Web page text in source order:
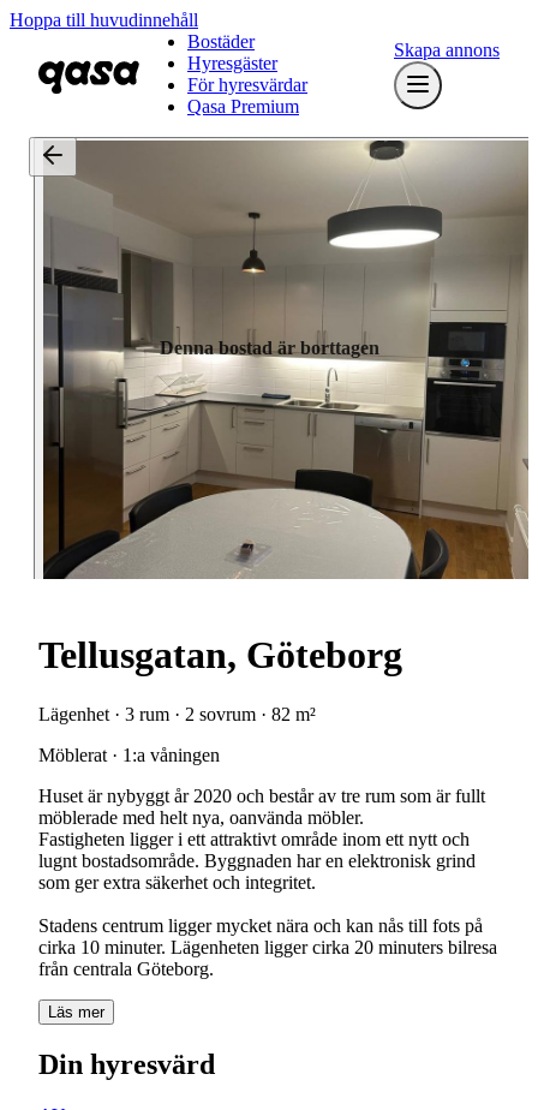
Hoppa till huvudinnehåll
Bostäder
Hyresgäster
För hyresvärdar
Qasa Premium
Skapa annons
Denna bostad är borttagen
Tellusgatan, Göteborg
Lägenhet · 3 rum · 2 sovrum · 82 m²
Möblerat · 1:a våningen
Huset är nybyggt år 2020 och består av tre rum som är fullt
möblerade med helt nya, oanvända möbler.
Fastigheten ligger i ett attraktivt område inom ett nytt och
lugnt bostadsområde. Byggnaden har en elektronisk grind
som ger extra säkerhet och integritet.
Stadens centrum ligger mycket nära och kan nås till fots på
cirka 10 minuter. Lägenheten ligger cirka 20 minuters bilresa
från centrala Göteborg.
Läs mer
Din hyresvärd